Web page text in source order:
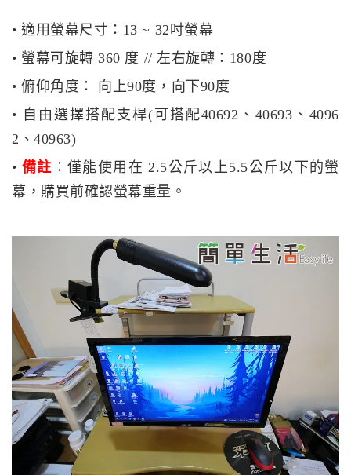
• 適用螢幕尺寸：13 ~ 32吋螢幕
• 螢幕可旋轉 360 度 // 左右旋轉：180度
• 俯仰角度： 向上90度，向下90度
• 自由選擇搭配支桿(可搭配40692、40693、4096
2、40963)
• 備註 ：僅能使用在 2.5公斤以上5.5公斤以下的螢
幕，購買前確認螢幕重量。